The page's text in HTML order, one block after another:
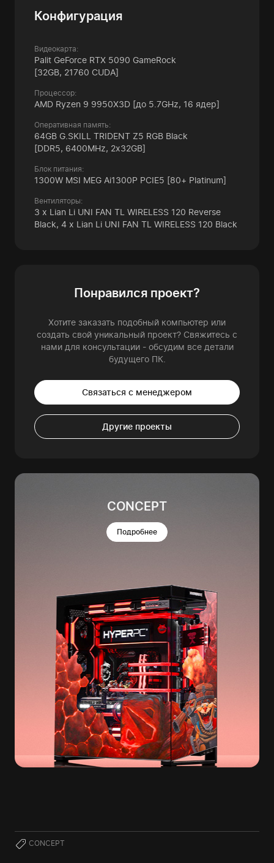
Конфигурация
Видеокарта:
Palit GeForce RTX 5090 GameRock
[32GB, 21760 CUDA]
Процессор:
AMD Ryzen 9 9950X3D [до 5.7GHz, 16 ядер]
Оперативная память:
64GB G.SKILL TRIDENT Z5 RGB Black
[DDR5, 6400MHz, 2x32GB]
Блок питания:
1300W MSI MEG Ai1300P PCIE5 [80+ Platinum]
Вентиляторы:
3 x Lian Li UNI FAN TL WIRELESS 120 Reverse
Black, 4 x Lian Li UNI FAN TL WIRELESS 120 Black
Понравился проект?
Хотите заказать подобный компьютер или
создать свой уникальный проект? Свяжитесь с
нами для консультации - обсудим все детали
будущего ПК.
Связаться с менеджером
Другие проекты
CONCEPT
Подробнее
CONCEPT